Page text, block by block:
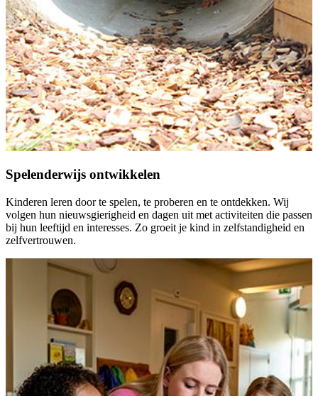
Spelenderwijs ontwikkelen
Kinderen leren door te spelen, te proberen en te ontdekken. Wij
volgen hun nieuwsgierigheid en dagen uit met activiteiten die passen
bij hun leeftijd en interesses. Zo groeit je kind in zelfstandigheid en
zelfvertrouwen.